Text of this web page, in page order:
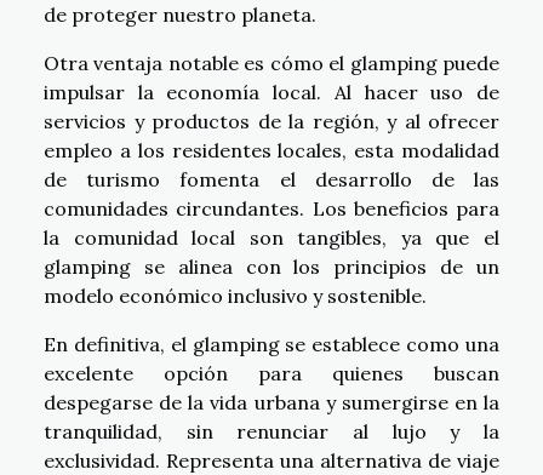
de proteger nuestro planeta.
Otra ventaja notable es cómo el glamping puede
impulsar la economía local. Al hacer uso de
servicios y productos de la región, y al ofrecer
empleo a los residentes locales, esta modalidad
de turismo fomenta el desarrollo de las
comunidades circundantes. Los beneficios para
la comunidad local son tangibles, ya que el
glamping se alinea con los principios de un
modelo económico inclusivo y sostenible.
En definitiva, el glamping se establece como una
excelente opción para quienes buscan
despegarse de la vida urbana y sumergirse en la
tranquilidad, sin renunciar al lujo y la
exclusividad. Representa una alternativa de viaje